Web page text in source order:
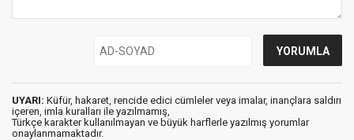
UYARI: Küfür, hakaret, rencide edici cümleler veya imalar, inançlara saldırı
içeren, imla kuralları ile yazılmamış,
Türkçe karakter kullanılmayan ve büyük harflerle yazılmış yorumlar
onaylanmamaktadır.